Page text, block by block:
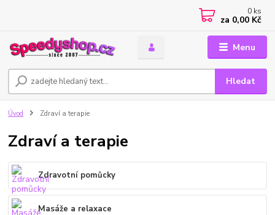
Menu
Hledat
0 ks
za 0,00 Kč
Úvod Zdraví a terapie
Zdraví a terapie
Zdravotní pomůcky
Masáže a relaxace